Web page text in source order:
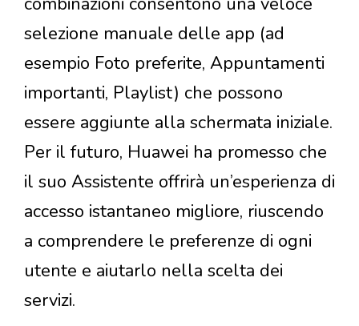
selezione manuale delle app (ad
esempio Foto preferite, Appuntamenti
importanti, Playlist) che possono
essere aggiunte alla schermata iniziale.
Per il futuro, Huawei ha promesso che
il suo Assistente offrirà un’esperienza di
accesso istantaneo migliore, riuscendo
a comprendere le preferenze di ogni
utente e aiutarlo nella scelta dei
servizi.